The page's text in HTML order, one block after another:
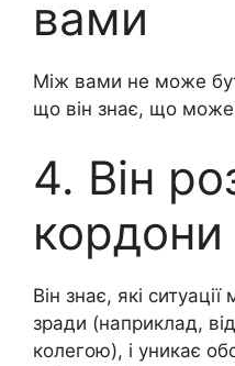
вами
Між вами не може
що він знає, що може
4. Він
кордони
Він знає, які
зради (наприклад,
колегою), і уникає